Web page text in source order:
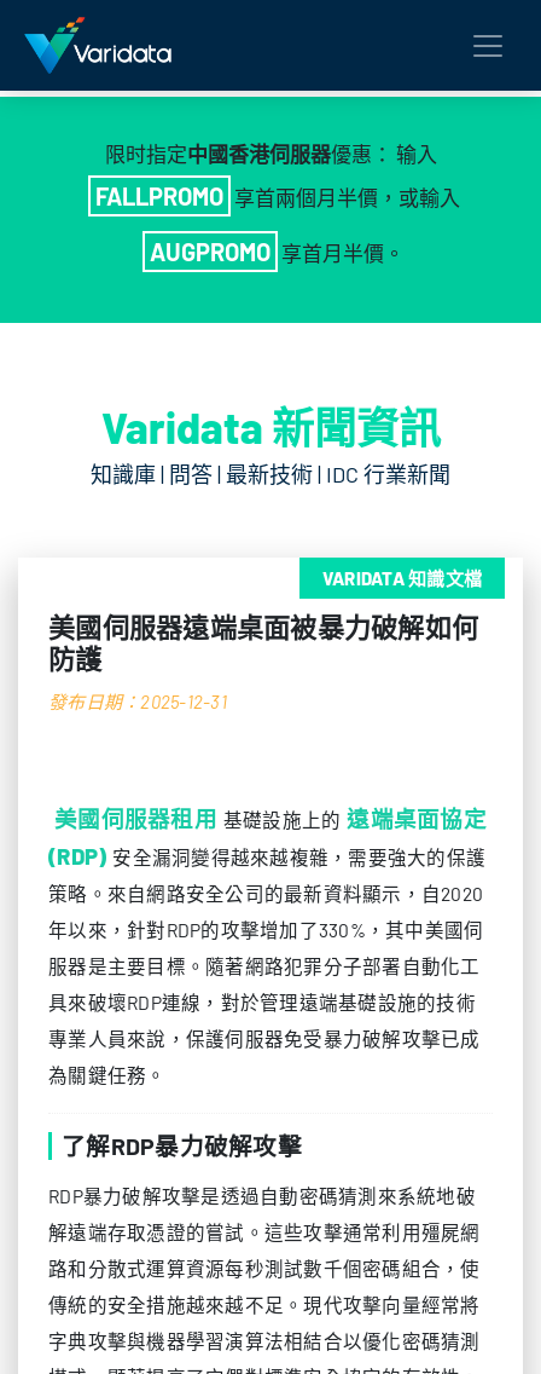
限时指定中國香港伺服器優惠： 输入
FALLPROMO 享首兩個月半價，或輸入
AUGPROMO 享首月半價。
Varidata 新聞資訊
知識庫 | 問答 | 最新技術 | IDC 行業新聞
VARIDATA 知識文檔
美國伺服器遠端桌面被暴力破解如何
防護
發布日期：2025-12-31
美國伺服器租用 基礎設施上的 遠端桌面協定
(RDP) 安全漏洞變得越來越複雜，需要強大的保護
策略。來自網路安全公司的最新資料顯示，自2020
年以來，針對RDP的攻擊增加了330%，其中美國伺
服器是主要目標。隨著網路犯罪分子部署自動化工
具來破壞RDP連線，對於管理遠端基礎設施的技術
專業人員來說，保護伺服器免受暴力破解攻擊已成
為關鍵任務。
了解RDP暴力破解攻擊
RDP暴力破解攻擊是透過自動密碼猜測來系統地破
解遠端存取憑證的嘗試。這些攻擊通常利用殭屍網
路和分散式運算資源每秒測試數千個密碼組合，使
傳統的安全措施越來越不足。現代攻擊向量經常將
字典攻擊與機器學習演算法相結合以優化密碼猜測